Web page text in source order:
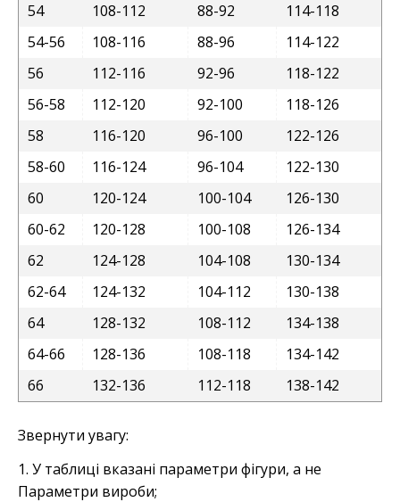
54
108-112 88-92
114-118
54-56
108-116 88-96
114-122
56
112-116 92-96
118-122
56-58
112-120 92-100
118-126
58
116-120 96-100
122-126
58-60
116-124 96-104
122-130
60
120-124 100-104
126-130
60-62
120-128 100-108
126-134
62
124-128 104-108
130-134
62-64
124-132 104-112
130-138
64
128-132 108-112
134-138
64-66
128-136 108-118
134-142
66
132-136 112-118 138-142
Звернути увагу:
1. У таблиці вказані параметри фігури, а не
Параметри вироби;